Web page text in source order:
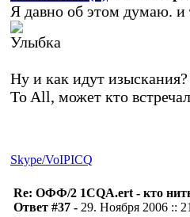
Я давно об этом думаю. и
Ну и как идут изыскания?
To All, может кто
Skype/VoIPICQ
Re: ОФФ/2 1CQA.ert - кто
Ответ #37 - 29. Ноября 2006 ::